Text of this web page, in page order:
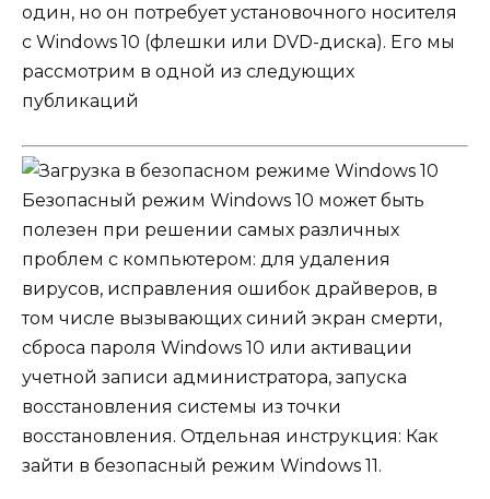
один, но он потребует установочного носителя
с Windows 10 (флешки или DVD-диска). Его мы
рассмотрим в одной из следующих
публикаций
Безопасный режим Windows 10 может быть
полезен при решении самых различных
проблем с компьютером: для удаления
вирусов, исправления ошибок драйверов, в
том числе вызывающих синий экран смерти,
сброса пароля Windows 10 или активации
учетной записи администратора, запуска
восстановления системы из точки
восстановления. Отдельная инструкция: Как
зайти в безопасный режим Windows 11.